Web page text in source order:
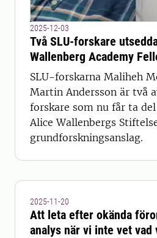
2025-12-03
Två SLU-forskare
Wallenberg Academy
SLU-forskarna Maliheh
Martin Andersson är två
forskare som nu får ta
Alice Wallenbergs
grundforskningsanslag.
2025-11-20
Att leta efter okända
analys när vi inte vet